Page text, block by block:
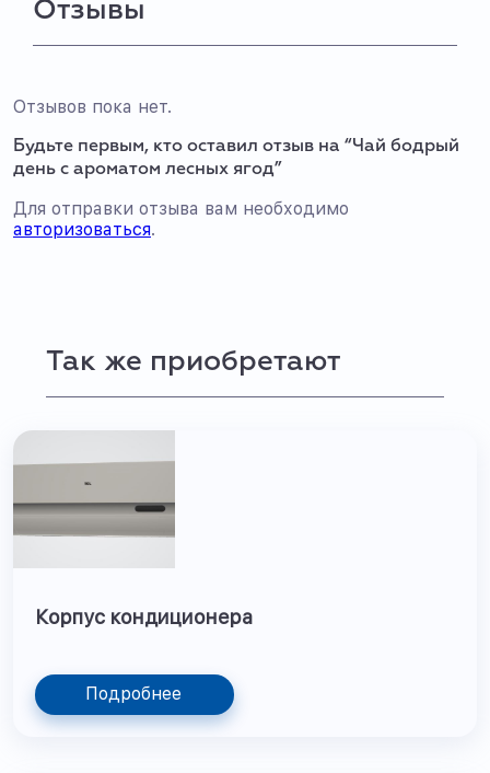
Отзывы
Отзывов пока нет.
Будьте первым, кто оставил отзыв на “Чай бодрый
день с ароматом лесных ягод”
Для отправки отзыва вам необходимо
авторизоваться.
Так же приобретают
Корпус кондиционера
Подробнее